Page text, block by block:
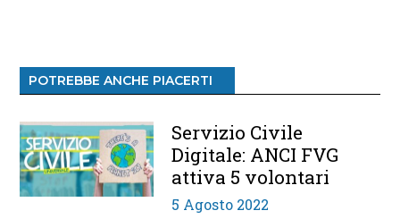
POTREBBE ANCHE PIACERTI
Servizio Civile
Digitale: ANCI FVG
attiva 5 volontari
5 Agosto 2022